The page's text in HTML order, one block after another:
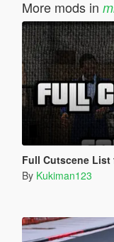
More mods in
Full Cutscene List
By Kukiman123